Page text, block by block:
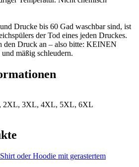
Drucke bis 60 Gad waschbar sind, ist
der Tod eines jeden Druckes.
den Druck an – also bitte: KEINEN
mäßig schleudern.
2XL, 3XL, 4XL, 5XL, 6XL